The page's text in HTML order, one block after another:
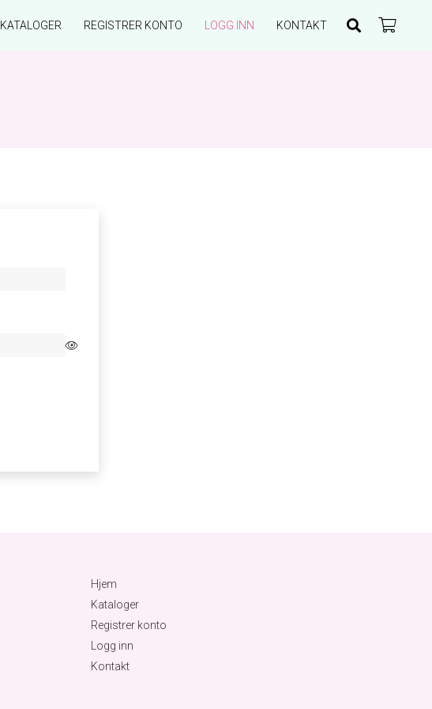
KATALOGER REGISTRER KONTO LOGG INN KONTAKT
Hjem
Kataloger
Registrer konto
Logg inn
Kontakt